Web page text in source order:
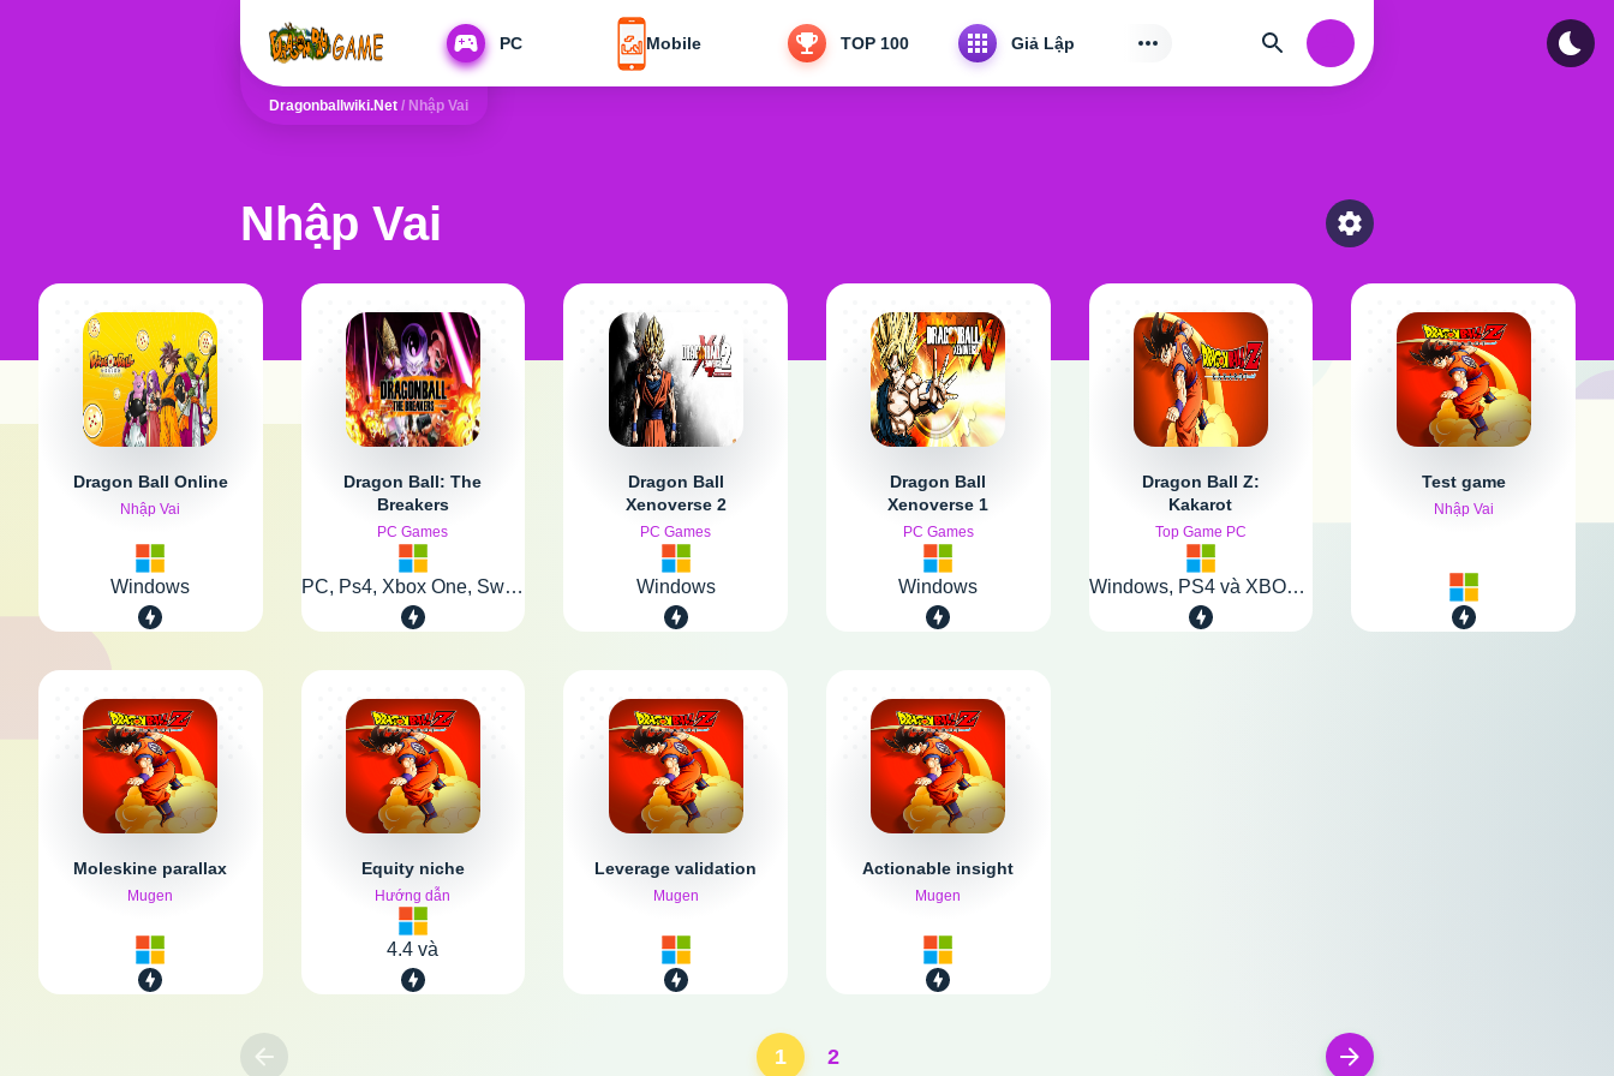
PC Mobile TOP 100 Giả Lập Authorization
Tìm
Dragonballwiki.net / Nhập Vai
Nhập Vai
Select a category
Dragon Ball Online
Nhập Vai
Windows
Dragon Ball: The
Breakers
PC Games
PC, Ps4, Xbox One, Switch
Dragon Ball
Xenoverse 2
PC Games
Windows
Dragon Ball
Xenoverse 1
PC Games
Windows
Dragon Ball Z:
Kakarot
Top Game PC
Windows, PS4 và XBOX One
Test game
Nhập Vai
Moleskine parallax
Mugen
Equity niche
Hướng dẫn
4.4 và
Leverage validation
Mugen
Actionable insight
Mugen
1
2